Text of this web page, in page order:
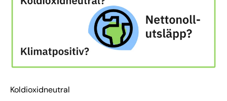
Koldioxidneutral